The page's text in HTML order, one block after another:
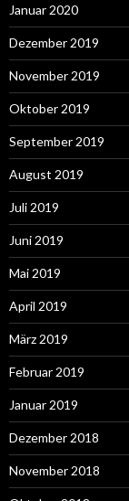
Januar 2020
Dezember 2019
November 2019
Oktober 2019
September 2019
August 2019
Juli 2019
Juni 2019
Mai 2019
April 2019
März 2019
Februar 2019
Januar 2019
Dezember 2018
November 2018